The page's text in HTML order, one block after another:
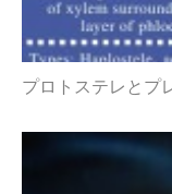
プロトステレとプ